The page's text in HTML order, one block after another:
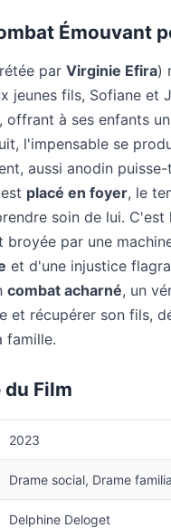
Émouvant
par Virginie Efira)
jeunes fils, Sofiane et
offrant à ses enfants
l'impensable se
aussi anodin
placé en foyer, le
soin de lui.
broyée par une
et d'une injustice
combat acharné, un
et récupérer son fils,
famille.
du Film
2023
Drame social, Drame
Delphine Deloget